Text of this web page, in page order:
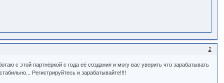
2
с этой партнёркой с года её создания и могу вас уверить что зарабатывать
Регистрируйтесь и зарабатывайте!!!!